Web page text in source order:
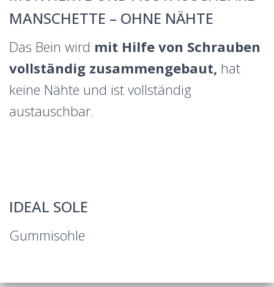
MANSCHETTE – OHNE NÄHTE
Das Bein wird mit Hilfe von Schrauben
vollständig zusammengebaut, hat
keine Nähte und ist vollständig
austauschbar.
IDEAL SOLE
Gummisohle